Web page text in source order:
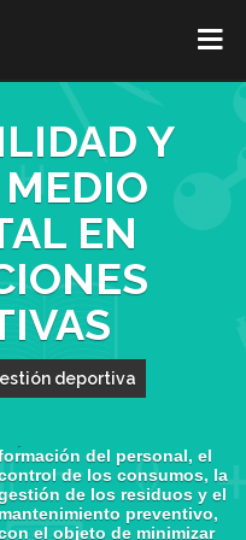
Y
EN
deportiva
del personal, el
de los consumos, la
de los residuos y el
mantenimiento preventivo,
el objeto de minimizar